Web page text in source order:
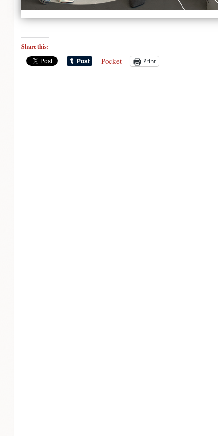
Share this:
Pocket Print